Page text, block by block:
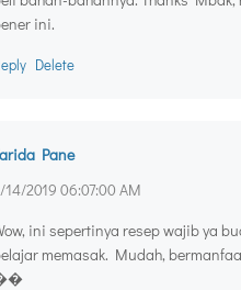
ini.
Delete
Pane
14/2019 06:07:00 AM
ini sepertinya resep wajib ya
memasak. Mudah,